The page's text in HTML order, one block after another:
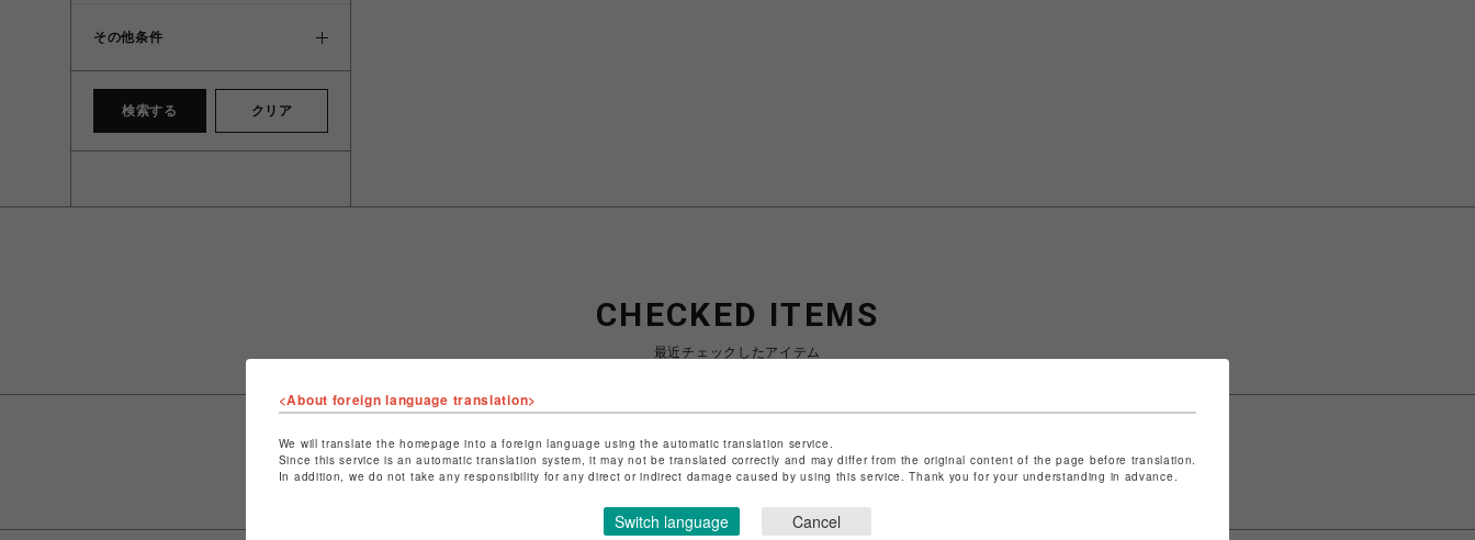
その他条件
検索する クリア
CHECKED ITEMS
最近チェックしたアイテム
最近見た商品がありません。
<About foreign language translation>
We will translate the homepage into a foreign language using the automatic translation service.
Since this service is an automatic translation system, it may not be translated correctly and may differ from the original content of the page before translation.
In addition, we do not take any responsibility for any direct or indirect damage caused by using this service. Thank you for your understanding in advance.
Switch language Cancel